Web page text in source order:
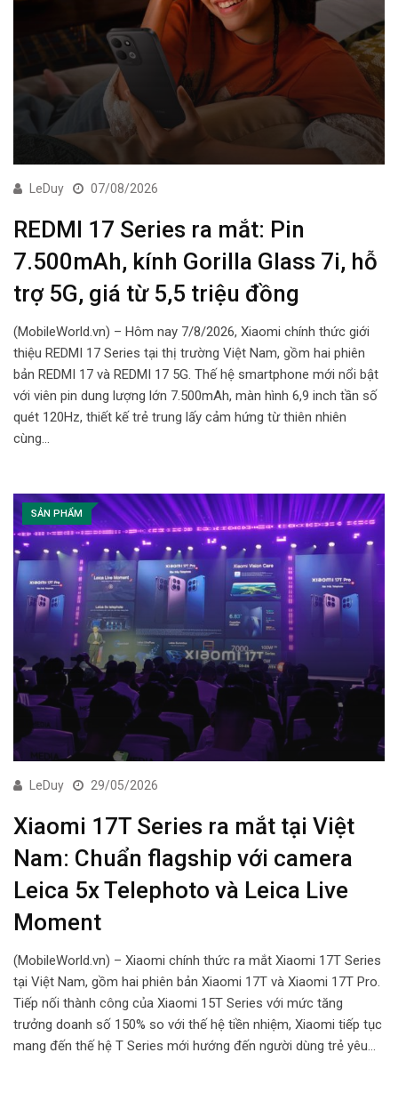
LeDuy 07/08/2026
REDMI 17 Series ra mắt: Pin
7.500mAh, kính Gorilla Glass 7i, hỗ
trợ 5G, giá từ 5,5 triệu đồng
(MobileWorld.vn) – Hôm nay 7/8/2026, Xiaomi chính thức giới
thiệu REDMI 17 Series tại thị trường Việt Nam, gồm hai phiên
bản REDMI 17 và REDMI 17 5G. Thế hệ smartphone mới nổi bật
với viên pin dung lượng lớn 7.500mAh, màn hình 6,9 inch tần số
quét 120Hz, thiết kế trẻ trung lấy cảm hứng từ thiên nhiên
cùng…
SẢN PHẨM
LeDuy 29/05/2026
Xiaomi 17T Series ra mắt tại Việt
Nam: Chuẩn flagship với camera
Leica 5x Telephoto và Leica Live
Moment
(MobileWorld.vn) – Xiaomi chính thức ra mắt Xiaomi 17T Series
tại Việt Nam, gồm hai phiên bản Xiaomi 17T và Xiaomi 17T Pro.
Tiếp nối thành công của Xiaomi 15T Series với mức tăng
trưởng doanh số 150% so với thế hệ tiền nhiệm, Xiaomi tiếp tục
mang đến thế hệ T Series mới hướng đến người dùng trẻ yêu…